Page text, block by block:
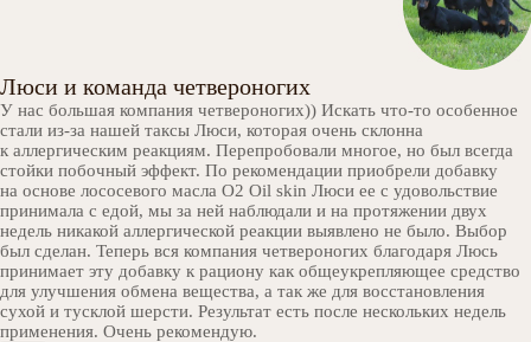
Люси и команда четвероногих
У нас большая компания четвероногих)) Искать что-то особенное
стали из-за нашей таксы Люси, которая очень склонна
к аллергическим реакциям. Перепробовали многое, но был всегда
стойки побочный эффект. По рекомендации приобрели добавку
на основе лососевого масла О2 Oil skin Люси ее с удовольствие
принимала с едой, мы за ней наблюдали и на протяжении двух
недель никакой аллергической реакции выявлено не было. Выбор
был сделан. Теперь вся компания четвероногих благодаря Люсь
принимает эту добавку к рациону как общеукрепляющее средство
для улучшения обмена вещества, а так же для восстановления
сухой и тусклой шерсти. Результат есть после нескольких недель
применения. Очень рекомендую.